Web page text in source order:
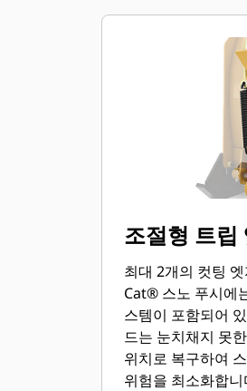
조절형 트립
최대 2개의 컷팅
Cat® 스노 푸시에
스템이 포함되어
드는 눈치채지 못
위치로 복구하여
위험을 최소화합